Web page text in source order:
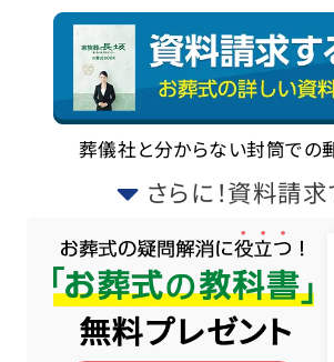
葬儀社と分からない封筒での
さらに！資料請